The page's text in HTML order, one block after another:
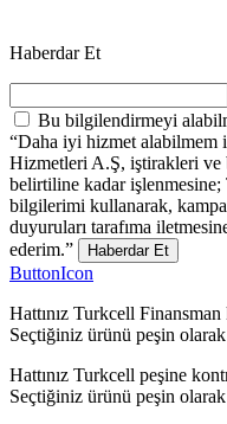
Haberdar Et
Bu bilgilendirmeyi
“Daha iyi hizmet
Hizmetleri A.Ş, iştirakleri ve
belirtiline kadar
bilgilerimi kullanarak,
duyuruları tarafıma
ederim.”
Haberdar Et
ButtonIcon
Hattınız Turkcell
Seçtiğiniz ürünü peşin
Hattınız Turkcell peşine
Seçtiğiniz ürünü peşin